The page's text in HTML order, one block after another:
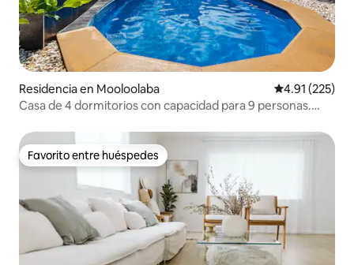
Residencia en Mooloolaba Calificación
4.91 (225)
Casa de 4 dormitorios con capacidad para 9 personas.
Favorito entre huéspedes
Favorito entre huéspedes